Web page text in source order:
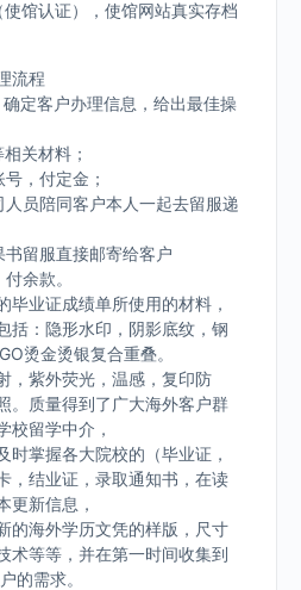
馆认证），使馆网站真实存档
流程
定客户办理信息，给出最佳操
关材料；
，付定金；
员陪同客户本人一起去留服递
留服直接邮寄给客户
余款。
毕业证成绩单所使用的材料，
括：隐形水印，阴影底纹，钢
烫金烫银复合重叠。
，紫外荧光，温感，复印防
。质量得到了广大海外客户群
校留学中介，
时掌握各大院校的（毕业证，
，结业证，录取通知书，在读
更新信息，
的海外学历文凭的样版，尺寸
术等等，并在第一时间收集到
的需求。